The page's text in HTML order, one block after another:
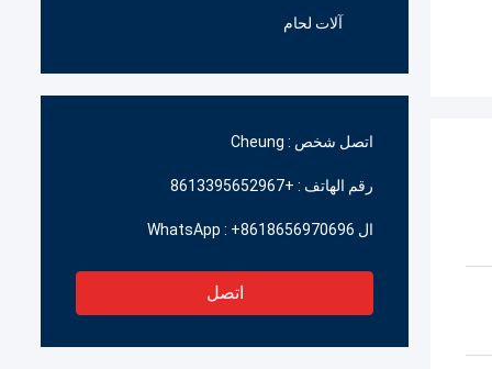
آلات لحام
اتصل شخص : Cheung
رقم الهاتف : +8613395652967
ال WhatsApp : +8618656970696
اتصل